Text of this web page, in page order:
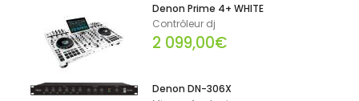
Denon Prime 4+ WHITE
Contrôleur dj
2 099,00€
Denon DN-306X